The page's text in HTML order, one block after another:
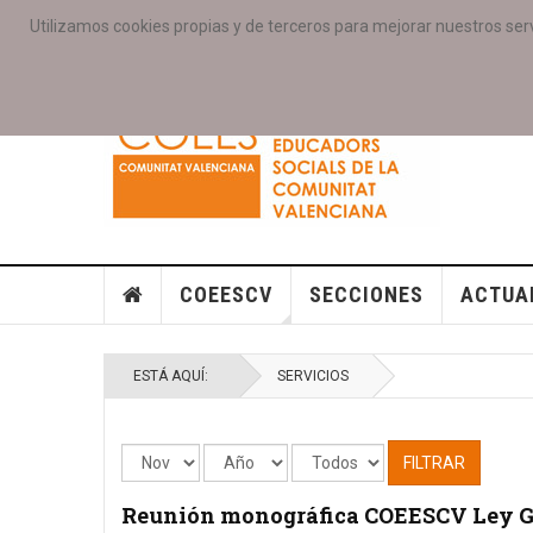
Utilizamos cookies propias y de terceros para mejorar nuestros
PORTADA ACCESO COLEGIAD@S GALERIAS
COEESCV SECCIONES
ESTÁ AQUÍ: SERVICIOS
FILTRAR
Reunión monográfica COEESCV Ley